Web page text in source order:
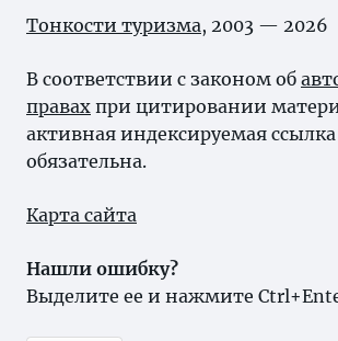
Тонкости туризма, 2003 — 2026
В соответствии с законом об
правах при цитировании
активная индексируемая
обязательна.
Карта сайта
Нашли ошибку?
Выделите ее и нажмите